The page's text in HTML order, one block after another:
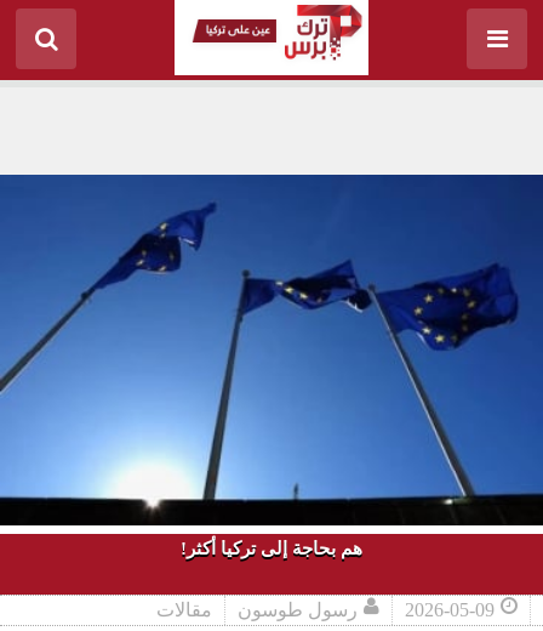
هم بحاجة إلى تركيا أكثر!
2026-05-09 رسول طوسون مقالات